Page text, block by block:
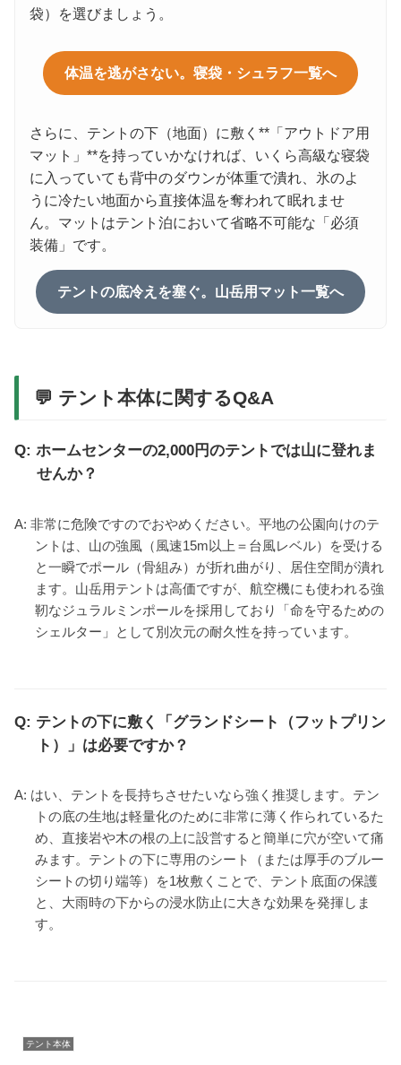
袋）を選びましょう。
体温を逃がさない。寝袋・シュラフ一覧へ
さらに、テントの下（地面）に敷く**「アウトドア用
マット」**を持っていかなければ、いくら高級な寝袋
に入っていても背中のダウンが体重で潰れ、氷のよ
うに冷たい地面から直接体温を奪われて眠れませ
ん。マットはテント泊において省略不可能な「必須
装備」です。
テントの底冷えを塞ぐ。山岳用マット一覧へ
💬 テント本体に関するQ&A
Q: ホームセンターの2,000円のテントでは山に登れま
せんか？
A: 非常に危険ですのでおやめください。平地の公園向けのテ
ントは、山の強風（風速15m以上＝台風レベル）を受ける
と一瞬でポール（骨組み）が折れ曲がり、居住空間が潰れ
ます。山岳用テントは高価ですが、航空機にも使われる強
靭なジュラルミンポールを採用しており「命を守るための
シェルター」として別次元の耐久性を持っています。
Q: テントの下に敷く「グランドシート（フットプリン
ト）」は必要ですか？
A: はい、テントを長持ちさせたいなら強く推奨します。テン
トの底の生地は軽量化のために非常に薄く作られているた
め、直接岩や木の根の上に設営すると簡単に穴が空いて痛
みます。テントの下に専用のシート（または厚手のブルー
シートの切り端等）を1枚敷くことで、テント底面の保護
と、大雨時の下からの浸水防止に大きな効果を発揮しま
す。
テント本体